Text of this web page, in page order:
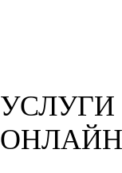
УСЛУГИ
ОНЛАЙН